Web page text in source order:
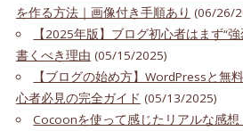
を作る方法｜画像付き手順あり (06/26/
【2025年版】ブログ初心者はまず“
書くべき理由 (05/15/2025)
【ブログの始め方】WordPressと無
心者必見の完全ガイド (05/13/2025)
Cocoonを使って感じたリアルな感